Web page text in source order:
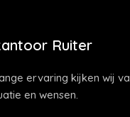
Ruiter
ervaring kijken wij
en wensen.